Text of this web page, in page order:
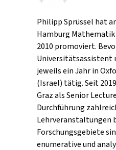
Philipp Sprüssel hat
Hamburg
2010 promoviert.
Universitätsassistent
jeweils ein Jahr in
(Israel) tätig. Seit
Graz als Senior
Durchführung
Lehrveranstaltungen
Forschungsgebiete
enumerative und